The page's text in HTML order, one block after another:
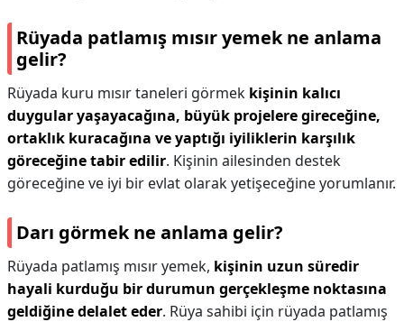
Rüyada patlamış mısır yemek ne anlama
gelir?
Rüyada kuru mısır taneleri görmek kişinin kalıcı
duygular yaşayacağına, büyük projelere gireceğine,
ortaklık kuracağına ve yaptığı iyiliklerin karşılık
göreceğine tabir edilir. Kişinin ailesinden destek
göreceğine ve iyi bir evlat olarak yetişeceğine yorumlanır.
Darı görmek ne anlama gelir?
Rüyada patlamış mısır yemek, kişinin uzun süredir
hayali kurduğu bir durumun gerçekleşme noktasına
geldiğine delalet eder. Rüya sahibi için rüyada patlamış